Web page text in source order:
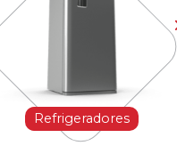
Refrigeradores